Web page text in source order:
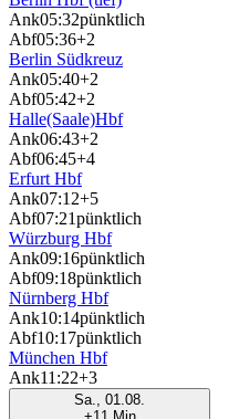
Ank05:32pünktlich
Abf05:36+2
Berlin Südkreuz
Ank05:40+2
Abf05:42+2
Halle(Saale)Hbf
Ank06:43+2
Abf06:45+4
Erfurt Hbf
Ank07:12+5
Abf07:21pünktlich
Würzburg Hbf
Ank09:16pünktlich
Abf09:18pünktlich
Nürnberg Hbf
Ank10:14pünktlich
Abf10:17pünktlich
München Hbf
Ank11:22+3
Sa., 01.08.